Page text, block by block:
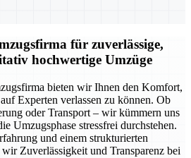
für zuverlässige,
hochwertige Umzüge
bieten wir Ihnen den Komfort,
Experten verlassen zu können. Ob
oder Transport – wir kümmern uns
Umzugsphase stressfrei durchstehen.
und einem strukturierten
Zuverlässigkeit und Transparenz bei